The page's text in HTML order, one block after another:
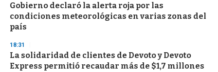
Gobierno declaró la alerta roja por las
condiciones meteorológicas en varias zonas del
país
18:31
La solidaridad de clientes de Devoto y Devoto
Express permitió recaudar más de $1,7 millones